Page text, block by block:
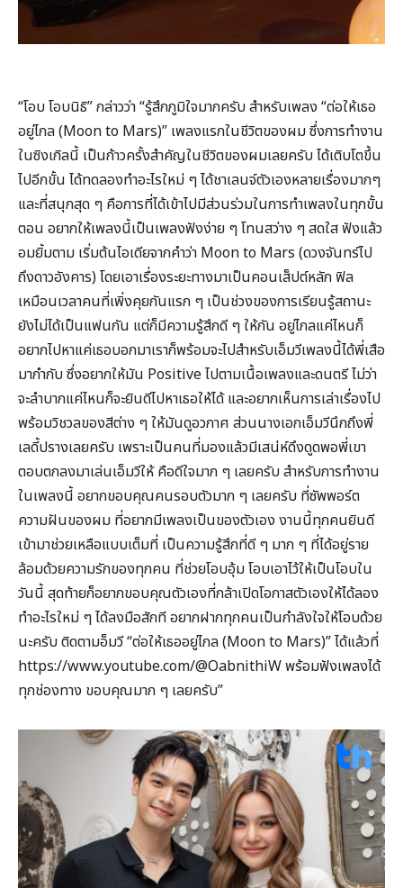
“โอบ โอบนิธิ” กล่าวว่า “รู้สึกภูมิใจมากครับ สำหรับเพลง “ต่อให้เธอ
อยู่ไกล (Moon to Mars)” เพลงแรกในชีวิตของผม ซึ่งการทำงาน
ในซิงเกิลนี้ เป็นก้าวครั้งสำคัญในชีวิตของผมเลยครับ ได้เติบโตขึ้น
ไปอีกขั้น ได้ทดลองทำอะไรใหม่ ๆ ได้ชาเลนจ์ตัวเองหลายเรื่องมากๆ
และที่สนุกสุด ๆ คือการที่ได้เข้าไปมีส่วนร่วมในการทำเพลงในทุกขั้น
ตอน อยากให้เพลงนี้เป็นเพลงฟังง่าย ๆ โทนสว่าง ๆ สดใส ฟังแล้ว
อมยิ้มตาม เริ่มต้นไอเดียจากคำว่า Moon to Mars (ดวงจันทร์ไป
ถึงดาวอังคาร) โดยเอาเรื่องระยะทางมาเป็นคอนเส็ปต์หลัก ฟิล
เหมือนเวลาคนที่เพิ่งคุยกันแรก ๆ เป็นช่วงของการเรียนรู้สถานะ
ยังไม่ได้เป็นแฟนกัน แต่ก็มีความรู้สึกดี ๆ ให้กัน อยู่ไกลแค่ไหนก็
อยากไปหาแค่เธอบอกมาเราก็พร้อมจะไปสำหรับเอ็มวีเพลงนี้ได้พี่เสือ
มากำกับ ซึ่งอยากให้มัน Positive ไปตามเนื้อเพลงและดนตรี ไม่ว่า
จะลำบากแค่ไหนก็จะยินดีไปหาเธอให้ได้ และอยากเห็นการเล่าเรื่องไป
พร้อมวิชวลของสีต่าง ๆ ให้มันดูอวกาศ ส่วนนางเอกเอ็มวีนึกถึงพี่
เลดี้ปรางเลยครับ เพราะเป็นคนที่มองแล้วมีเสน่ห์ดึงดูดพอพี่เขา
ตอบตกลงมาเล่นเอ็มวีให้ คือดีใจมาก ๆ เลยครับ สำหรับการทำงาน
ในเพลงนี้ อยากขอบคุณคนรอบตัวมาก ๆ เลยครับ ที่ซัพพอร์ต
ความฝันของผม ที่อยากมีเพลงเป็นของตัวเอง งานนี้ทุกคนยินดี
เข้ามาช่วยเหลือแบบเต็มที่ เป็นความรู้สึกที่ดี ๆ มาก ๆ ที่ได้อยู่ราย
ล้อมด้วยความรักของทุกคน ที่ช่วยโอบอุ้ม โอบเอาไว้ให้เป็นโอบใน
วันนี้ สุดท้ายก็อยากขอบคุณตัวเองที่กล้าเปิดโอกาสตัวเองให้ได้ลอง
ทำอะไรใหม่ ๆ ได้ลงมือสักที อยากฝากทุกคนเป็นกำลังใจให้โอบด้วย
นะครับ ติดตามอ็มวี “ต่อให้เธออยู่ไกล (Moon to Mars)” ได้แล้วที่
https://www.youtube.com/@OabnithiW พร้อมฟังเพลงได้
ทุกช่องทาง ขอบคุณมาก ๆ เลยครับ”